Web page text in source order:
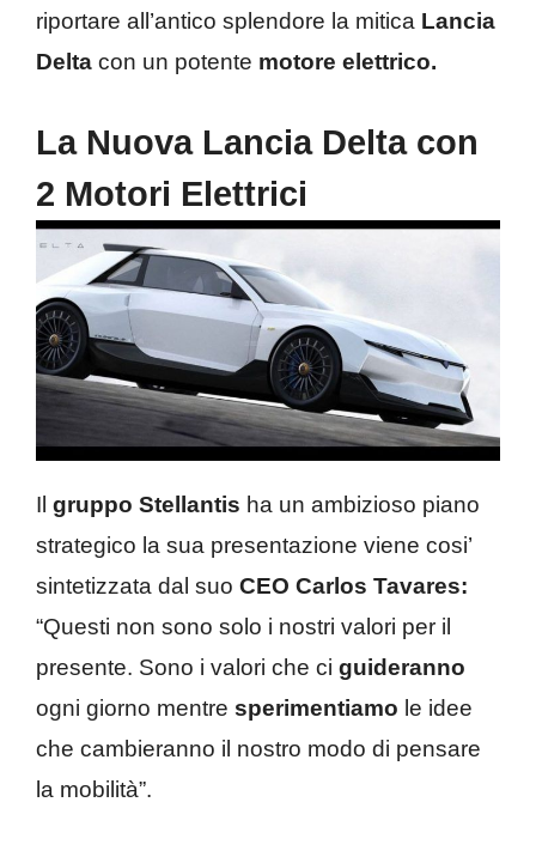
riportare all’antico splendore la mitica Lancia
Delta con un potente motore elettrico.
La Nuova Lancia Delta con
2 Motori Elettrici
Il gruppo Stellantis ha un ambizioso piano
strategico la sua presentazione viene cosi’
sintetizzata dal suo CEO Carlos Tavares:
“Questi non sono solo i nostri valori per il
presente. Sono i valori che ci guideranno
ogni giorno mentre sperimentiamo le idee
che cambieranno il nostro modo di pensare
la mobilità”.